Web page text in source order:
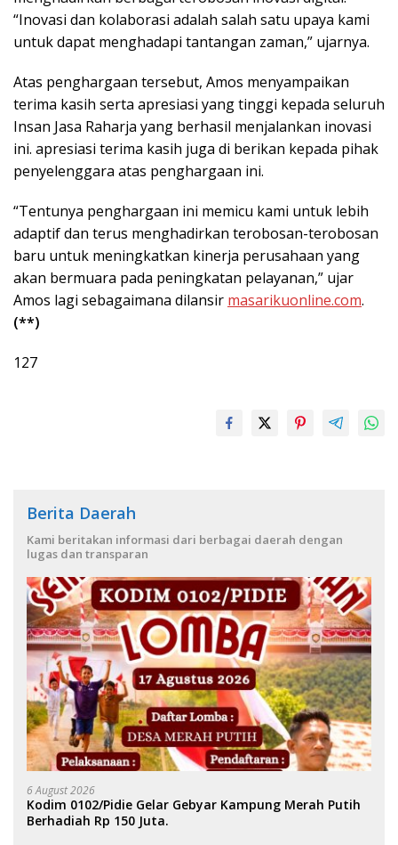
“Inovasi dan kolaborasi adalah salah satu upaya kami
untuk dapat menghadapi tantangan zaman,” ujarnya.
Atas penghargaan tersebut, Amos menyampaikan
terima kasih serta apresiasi yang tinggi kepada seluruh
Insan Jasa Raharja yang berhasil menjalankan inovasi
ini. apresiasi terima kasih juga di berikan kepada pihak
penyelenggara atas penghargaan ini.
“Tentunya penghargaan ini memicu kami untuk lebih
adaptif dan terus menghadirkan terobosan-terobosan
baru untuk meningkatkan kinerja perusahaan yang
akan bermuara pada peningkatan pelayanan,” ujar
Amos lagi sebagaimana dilansir masarikuonline.com.
(**)
127
Berita Daerah
Kami beritakan informasi dari berbagai daerah dengan
lugas dan transparan
6 August 2026
Kodim 0102/Pidie Gelar Gebyar Kampung Merah Putih
Berhadiah Rp 150 Juta.